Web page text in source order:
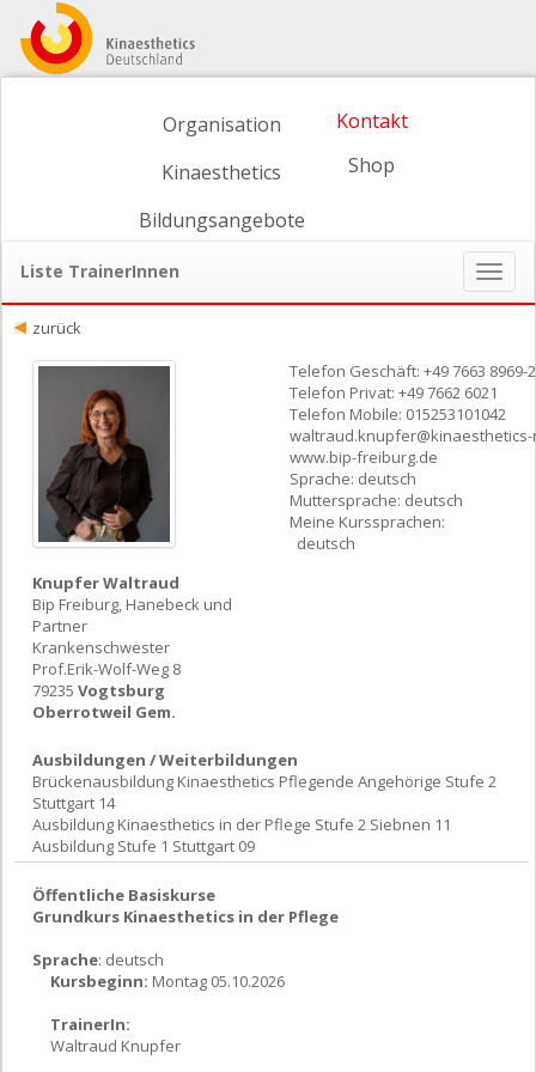
Organisation
Kinaesthetics
Bildungsangebote
Kontakt
Shop
Liste TrainerInnen
ein-/
zurück
Knupfer Waltraud
Bip Freiburg, Hanebeck und
Partner
Krankenschwester
Prof.Erik-Wolf-Weg 8
79235 Vogtsburg
Oberrotweil Gem.
Telefon Geschäft: +49 7663 8969-
Telefon Privat: +49 7662 6021
Telefon Mobile: 015253101042
www.bip-freiburg.de
Sprache: deutsch
Muttersprache: deutsch
Meine Kurssprachen:
deutsch
Ausbildungen / Weiterbildungen
Brückenausbildung Kinaesthetics Pflegende Angehörige Stufe 2
Stuttgart 14
Ausbildung Kinaesthetics in der Pflege Stufe 2 Siebnen 11
Ausbildung Stufe 1 Stuttgart 09
Öffentliche Basiskurse
Grundkurs Kinaesthetics in der Pflege
Sprache: deutsch
Kursbeginn: Montag 05.10.2026
TrainerIn:
Waltraud Knupfer